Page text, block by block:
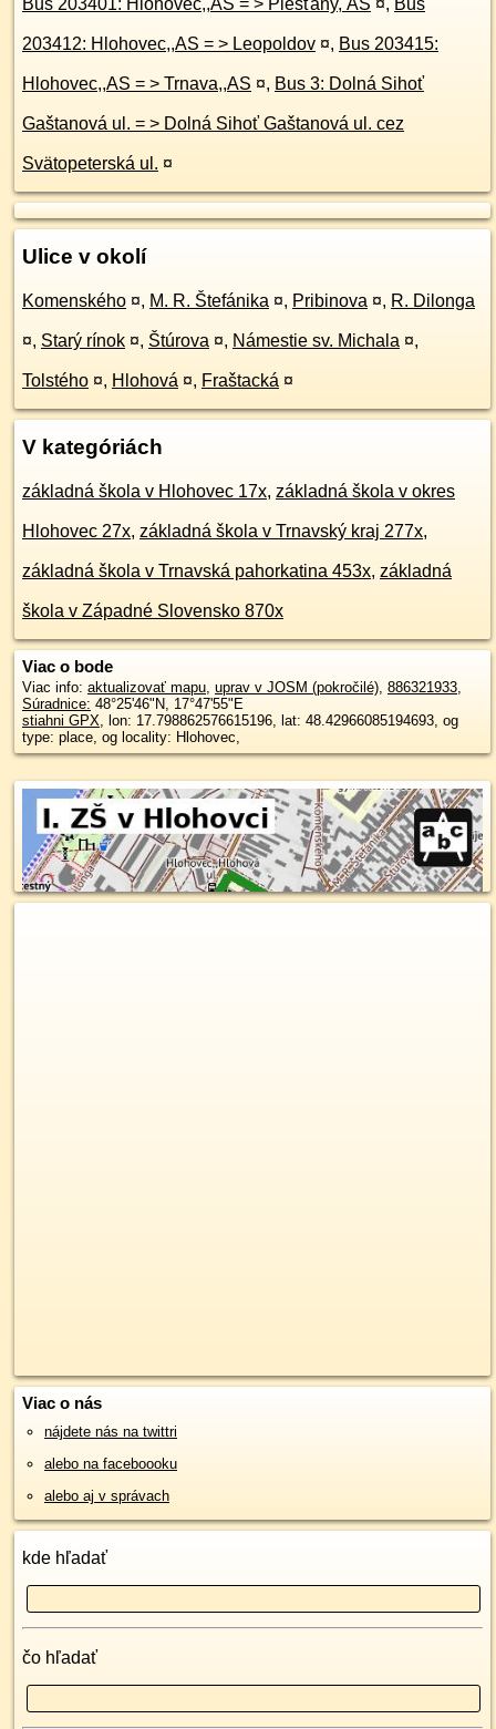
Bus 203401: Hlohovec,,AS = > Piešťany, AS ¤, Bus
203412: Hlohovec,,AS = > Leopoldov ¤, Bus 203415:
Hlohovec,,AS = > Trnava,,AS ¤, Bus 3: Dolná Sihoť
Gaštanová ul. = > Dolná Sihoť Gaštanová ul. cez
Svätopeterská ul. ¤
Ulice v okolí
Komenského ¤, M. R. Štefánika ¤, Pribinova ¤, R. Dilonga
¤, Starý rínok ¤, Štúrova ¤, Námestie sv. Michala ¤,
Tolstého ¤, Hlohová ¤, Fraštacká ¤
V kategóriách
základná škola v Hlohovec 17x, základná škola v okres
Hlohovec 27x, základná škola v Trnavský kraj 277x,
základná škola v Trnavská pahorkatina 453x, základná
škola v Západné Slovensko 870x
Viac o bode
Viac info: aktualizovať mapu, uprav v JOSM (pokročilé), 886321933,
Súradnice: 48°25'46"N, 17°47'55"E
stiahni GPX, lon: 17.798862576615196, lat: 48.42966085194693, og
type: place, og locality: Hlohovec,
Viac o nás
nájdete nás na twittri
alebo na faceboooku
alebo aj v správach
kde hľadať
čo hľadať